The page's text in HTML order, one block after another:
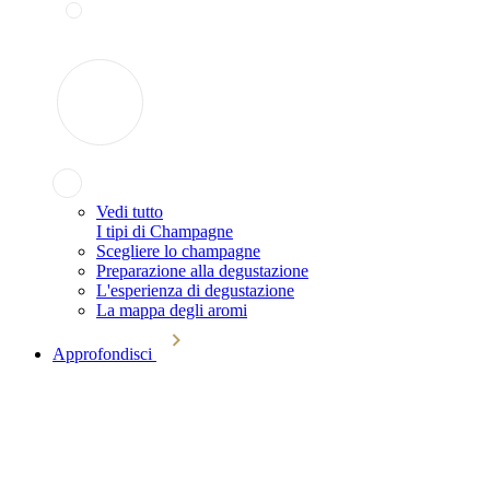
Vedi tutto
I tipi di Champagne
Scegliere lo champagne
Preparazione alla degustazione
L'esperienza di degustazione
La mappa degli aromi
Approfondisci